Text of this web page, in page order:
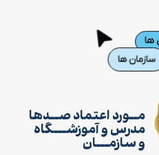
مــورد اعتماد صــدها
مدرس و آموزشـــگاه
و سازمـــان